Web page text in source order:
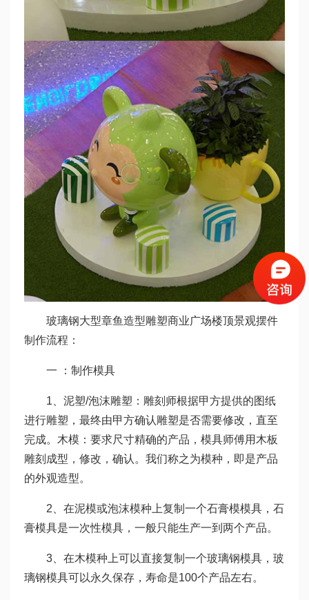
玻璃钢大型章鱼造型雕塑商业广场楼顶景观摆件
制作流程：
一 ：制作模具
1、泥塑/泡沫雕塑：雕刻师根据甲方提供的图纸
进行雕塑，最终由甲方确认雕塑是否需要修改，直至
完成。木模：要求尺寸精确的产品，模具师傅用木板
雕刻成型，修改，确认。我们称之为模种，即是产品
的外观造型。
2、在泥模或泡沫模种上复制一个石膏模模具，石
膏模具是一次性模具，一般只能生产一到两个产品。
3、在木模种上可以直接复制一个玻璃钢模具，玻
璃钢模具可以永久保存，寿命是100个产品左右。